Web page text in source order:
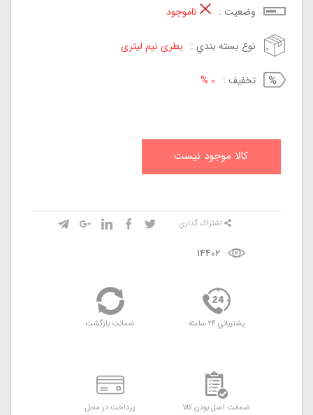
وضعيت : ناموجود
نوع بسته بندي : بطری نیم لیتری
تخفيف : 0 %
کالا موجود نيست
14402
اشتراک گذاري
پشتيباني 24 ساعته ضمانت بازگشت
ضمانت اصل بودن کالا پرداخت در محل